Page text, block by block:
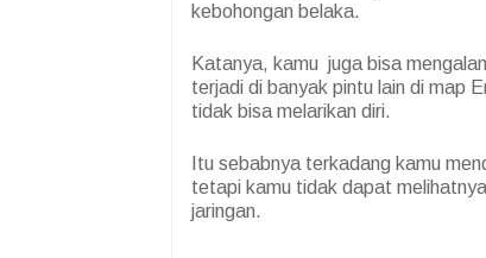
kebohongan belaka.
Katanya, kamu juga bisa
terjadi di banyak pintu lain di map
tidak bisa melarikan diri.
Itu sebabnya terkadang kamu
tetapi kamu tidak dapat
jaringan.